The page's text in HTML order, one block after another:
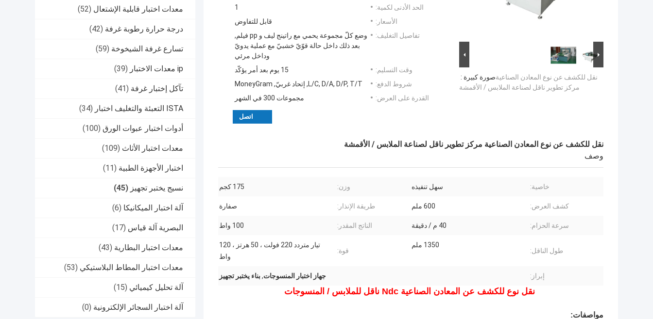
معدات اختبار قابلية الإشتعال (52)
درجة حرارة رطوبة غرفة (42)
تسارع غرفة الشيخوخة (59)
ip معدات الاختبار (39)
تآكل إختبار غرفة (41)
ISTA التعبئة والتغليف اختبار (34)
أدوات اختبار عبوات الورق (100)
معدات اختبار الأثاث (109)
اختبار الأجهزة الطبية (11)
نسيج يختبر تجهيز (45)
آلة اختبار الميكانيكا (6)
البصرية آلة قياس (17)
معدات اختبار البطارية (43)
معدات اختبار المطاط البلاستيكي (53)
آلة تحليل كيميائي (15)
آلة اختبار السجائر الإلكترونية (0)
صورة كبيرة :نقل للكشف عن نوع المعادن الصناعية
مركز تطوير ناقل لصناعة الملابس / الأقمشة
الحد الأدنى لكمية:
1
الأسعار:
قابل للتفاوض
تفاصيل التغليف:
وضع كلّ مجموعة يحمي مع راتينج ليف و pp فيلم,
بعد ذلك داخل حالة قوّيّ خشبيّ مع عملية يدويّ
وداخل مرئي
وقت التسليم:
15 يوم بعد أمر يؤكّد
شروط الدفع:
L/C, D/A, D/P, T/T, إتحاد غربيّ, MoneyGram
القدرة على العرض:
مجموعات 300 في الشهر
اتصل
نقل للكشف عن نوع المعادن الصناعية مركز تطوير ناقل لصناعة الملابس / الأقمشة
وصف
خاصية: سهل تنفيذه وزن: 175 كجم
كشف العرض: 600 ملم طريقة الإنذار: صفارة
سرعة الحزام: 40 م / دقيقة الناتج المقدر: 100 واط
طول الناقل:
1350 ملم
قوة:
تيار متردد 220 فولت ، 50 هرتز ، 120
واط
إبراز: جهاز اختبار المنسوجات,بناء يختبر تجهيز
نقل نوع للكشف عن المعادن الصناعية Ndc ناقل للملابس / المنسوجات
مواصفات: